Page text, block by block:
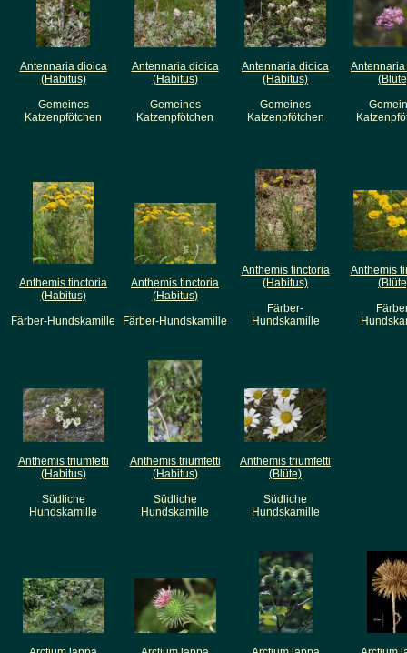
Antennaria dioica
(Habitus)
Gemeines
Katzenpfötchen
Antennaria dioica
(Habitus)
Gemeines
Katzenpfötchen
Antennaria dioica
(Habitus)
Gemeines
Katzenpfötchen
Anthemis tinctoria
(Habitus)
Färber-Hundskamille
Anthemis tinctoria
(Habitus)
Färber-Hundskamille
Anthemis tinctoria
(Habitus)
Färber-
Hundskamille
Anthemis
Anthemis triumfetti
(Habitus)
Südliche
Hundskamille
Anthemis triumfetti
(Habitus)
Südliche
Hundskamille
Anthemis triumfetti
(Blüte)
Südliche
Hundskamille